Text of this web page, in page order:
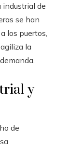
de
se han
los puertos,
la
y
de